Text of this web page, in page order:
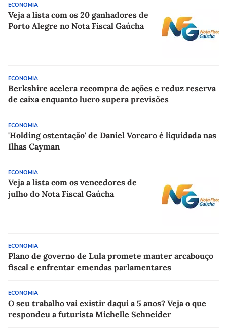
ECONOMIA
Veja a lista com os 20 ganhadores de
Porto Alegre no Nota Fiscal Gaúcha
ECONOMIA
Berkshire acelera recompra de ações e reduz reserva
de caixa enquanto lucro supera previsões
ECONOMIA
'Holding ostentação' de Daniel Vorcaro é liquidada nas
Ilhas Cayman
ECONOMIA
Veja a lista com os vencedores de
julho do Nota Fiscal Gaúcha
ECONOMIA
Plano de governo de Lula promete manter arcabouço
fiscal e enfrentar emendas parlamentares
ECONOMIA
O seu trabalho vai existir daqui a 5 anos? Veja o que
respondeu a futurista Michelle Schneider